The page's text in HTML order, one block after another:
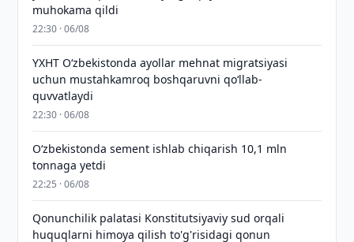
muhokama qildi
22:30 · 06/08
YXHT O‘zbekistonda ayollar mehnat migratsiyasi
uchun mustahkamroq boshqaruvni qo‘llab-
quvvatlaydi
22:30 · 06/08
O‘zbekistonda sement ishlab chiqarish 10,1 mln
tonnaga yetdi
22:25 · 06/08
Qonunchilik palatasi Konstitutsiyaviy sud orqali
huquqlarni himoya qilish to'g'risidagi qonun